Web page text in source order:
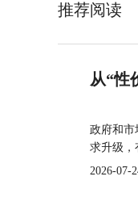
推荐阅读
从“性
政府和市
求升级，
2026-07-